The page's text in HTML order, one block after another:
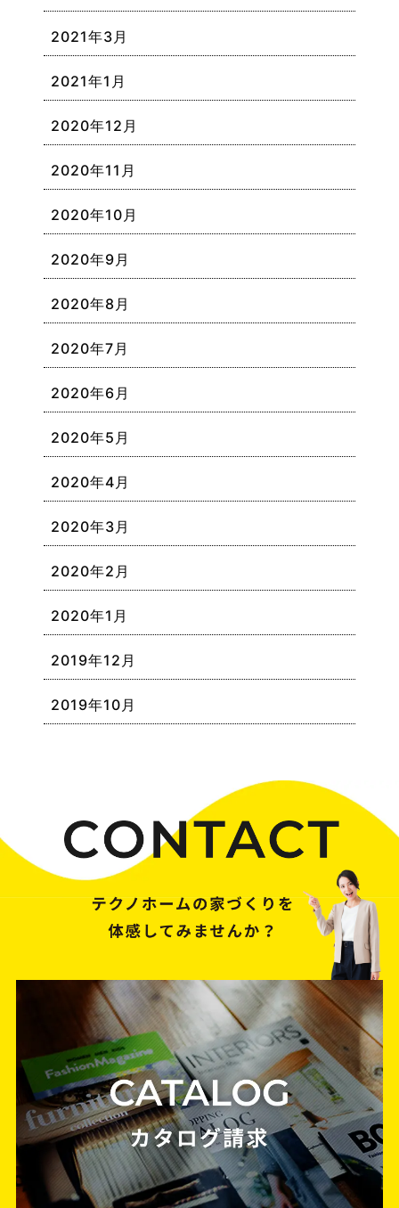
2021年3月
2021年1月
2020年12月
2020年11月
2020年10月
2020年9月
2020年8月
2020年7月
2020年6月
2020年5月
2020年4月
2020年3月
2020年2月
2020年1月
2019年12月
2019年10月